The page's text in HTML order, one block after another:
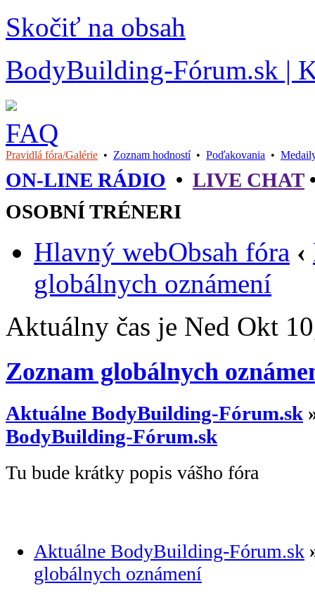
Skočiť na obsah
BodyBuilding-Fórum.sk |
FAQ
Pravidlá fóra/Galérie • Zoznam hodností• Poďakovania •
ON-LINE RÁDIO • LIVE CHAT
OSOBNÍ TRÉNERI
Hlavný webObsah fóra ‹
globálnych oznámení
Aktuálny čas je Ned Okt
Zoznam globálnych
Aktuálne BodyBuilding-Fórum.sk
BodyBuilding-Fórum.sk
Tu bude krátky popis vášho fóra
Aktuálne BodyBuilding-Fórum.sk
globálnych oznámení